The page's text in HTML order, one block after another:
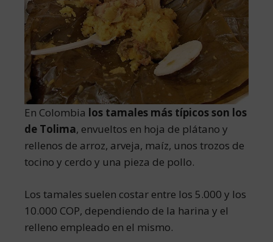
En Colombia los tamales más típicos son los
de Tolima, envueltos en hoja de plátano y
rellenos de arroz, arveja, maíz, unos trozos de
tocino y cerdo y una pieza de pollo.
Los tamales suelen costar entre los 5.000 y los
10.000 COP, dependiendo de la harina y el
relleno empleado en el mismo.